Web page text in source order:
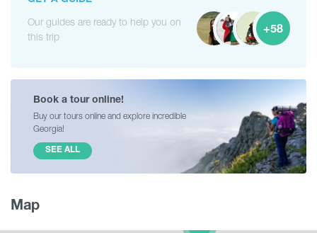
Our guides are ready to help you on
this trip
+58
Book a tour online!
Buy our tours online and explore incredible
Georgia!
SEE ALL
Map